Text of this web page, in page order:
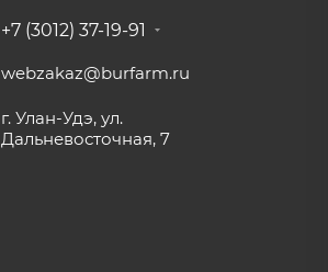
+7 (3012) 37-19-91
webzakaz@burfarm.ru
г. Улан-Удэ, ул.
Дальневосточная, 7